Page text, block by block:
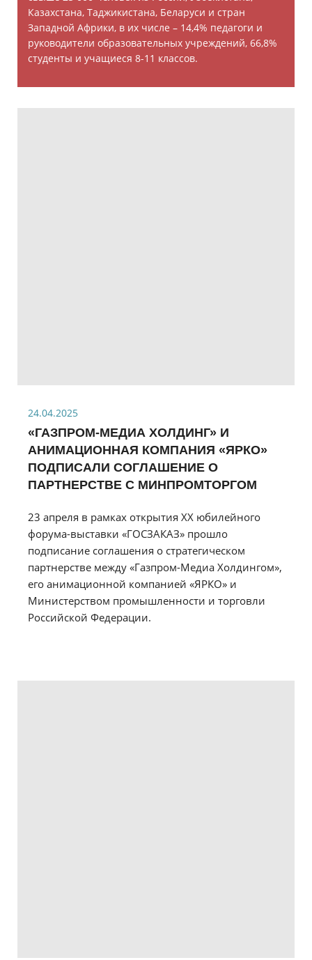
Казахстана, Таджикистана, Беларуси и стран
Западной Африки, в их числе – 14,4% педагоги и
руководители образовательных учреждений, 66,8%
студенты и учащиеся 8-11 классов.
24.04.2025
«ГАЗПРОМ-МЕДИА ХОЛДИНГ» И
АНИМАЦИОННАЯ КОМПАНИЯ «ЯРКО»
ПОДПИСАЛИ СОГЛАШЕНИЕ О
ПАРТНЕРСТВЕ С МИНПРОМТОРГОМ
23 апреля в рамках открытия ХХ юбилейного
форума-выставки «ГОСЗАКАЗ» прошло
подписание соглашения о стратегическом
партнерстве между «Газпром-Медиа Холдингом»,
его анимационной компанией «ЯРКО» и
Министерством промышленности и торговли
Российской Федерации.